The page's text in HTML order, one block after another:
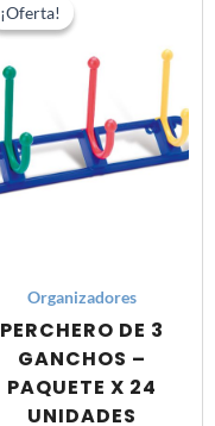
¡Oferta!
¡Oferta!
Organizadores
PERCHERO DE 3
GANCHOS –
PAQUETE X 24
UNIDADES
era:
S/ 168.00.
es:
S/